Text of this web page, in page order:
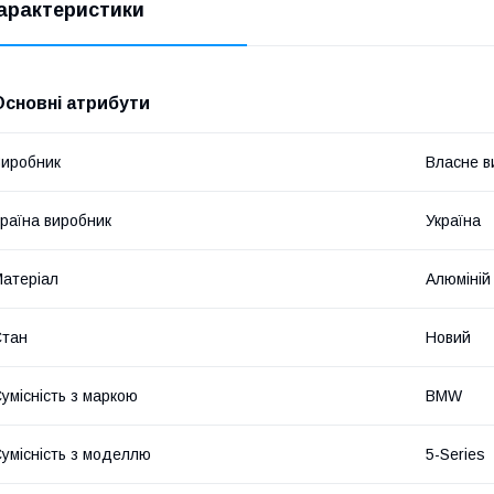
атрибути
Власне
виробник Україна
Алюміній
Новий
з маркою BMW
з моделлю 5-Series